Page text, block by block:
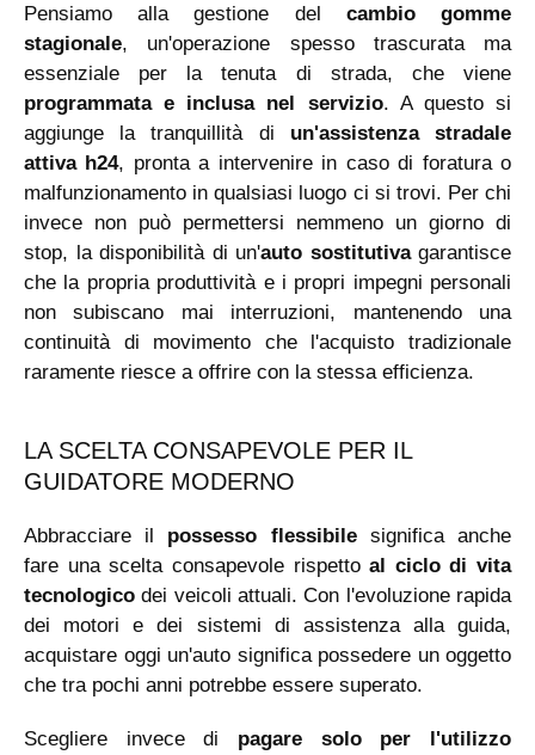
Pensiamo alla gestione del cambio gomme
stagionale, un'operazione spesso trascurata ma
essenziale per la tenuta di strada, che viene
programmata e inclusa nel servizio. A questo si
aggiunge la tranquillità di un'assistenza stradale
attiva h24, pronta a intervenire in caso di foratura o
malfunzionamento in qualsiasi luogo ci si trovi. Per chi
invece non può permettersi nemmeno un giorno di
stop, la disponibilità di un'auto sostitutiva garantisce
che la propria produttività e i propri impegni personali
non subiscano mai interruzioni, mantenendo una
continuità di movimento che l'acquisto tradizionale
raramente riesce a offrire con la stessa efficienza.
LA SCELTA CONSAPEVOLE PER IL
GUIDATORE MODERNO
Abbracciare il possesso flessibilesignifica anche
fare una scelta consapevole rispettoal ciclo di vita
tecnologico dei veicoli attuali. Con l'evoluzione rapida
dei motori e dei sistemi di assistenza alla guida,
acquistare oggi un'auto significa possedere un oggetto
che tra pochi anni potrebbe essere superato.
Scegliere invece di pagare solo per l'utilizzo